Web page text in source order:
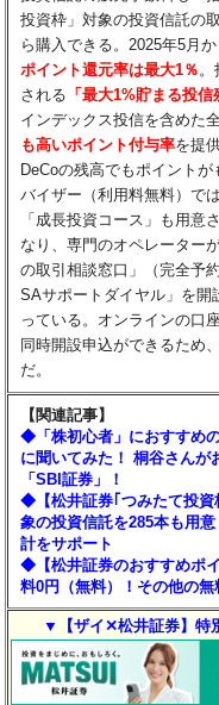
投資枠」対象の投資信託の
ら購入できる。2025年5月
ポイント還元率は最大1％
される 「最大1%貯まる投
インデックス投信を含めた
も高いポイント付与率を提
DeCoの残高でもポイント
バイザー（利用料無料）で
「成長投資コース」も用意
なり、専門のオペレーター
の取引相談窓口」（完全予
SAサポートダイヤル」を開
っている。オンラインの口
同時開設申込ができるため
だ。
【関連記事】
◆「株初心者」におすすめ
に聞いてみた！ 桐谷さんが
「SBI証券」！
◆【松井証券｢つみたて投資
象の投資信託を285本も用
計をサポート
◆【松井証券のおすすめポ
料0円（無料）！その他の
▼【ザイ✕松井証券】特